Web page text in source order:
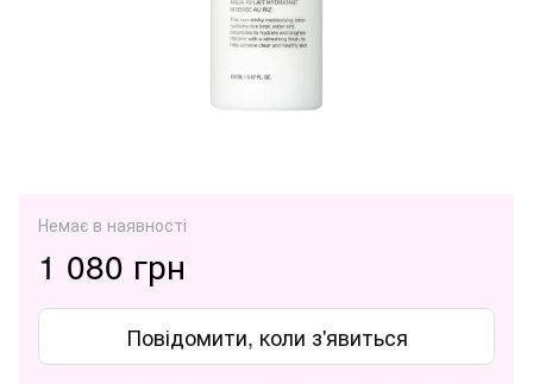
Немає в наявності
1 080 грн
Повідомити, коли з'явиться